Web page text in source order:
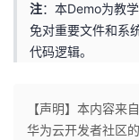
注：本Demo为教
免对重要文件和系
代码逻辑。
【声明】本内容来
华为云开发者社区